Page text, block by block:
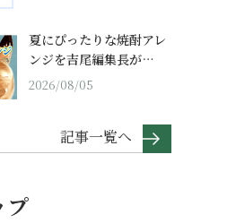
夏にぴったりな焼酎アレ
ンジを吉尾編集長が…
2026/08/05
記事一覧へ
プ